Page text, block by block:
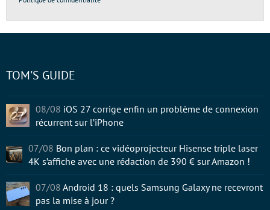
TOM'S GUIDE
08/08 iOS 27 corrige enfin un problème de connexion
récurrent sur l’iPhone
07/08 Bon plan : ce vidéoprojecteur Hisense triple laser
4K s’affiche avec une rédaction de 390 € sur Amazon !
07/08 Android 18 : quels Samsung Galaxy ne recevront
pas la mise à jour ?